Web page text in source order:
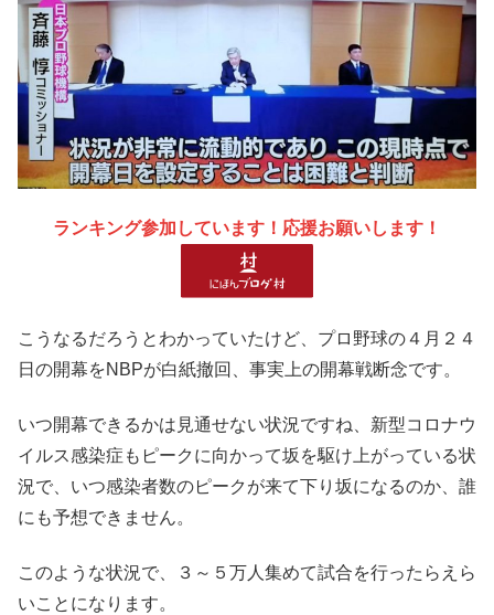
ランキング参加しています！応援お願いします！
こうなるだろうとわかっていたけど、プロ野球の４月２４
日の開幕をNBPが白紙撤回、事実上の開幕戦断念です。
いつ開幕できるかは見通せない状況ですね、新型コロナウ
イルス感染症もピークに向かって坂を駆け上がっている状
況で、いつ感染者数のピークが来て下り坂になるのか、誰
にも予想できません。
このような状況で、３～５万人集めて試合を行ったらえら
いことになります。